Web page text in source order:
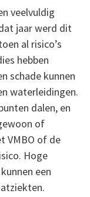
veelvuldig
jaar werd dit
al risico’s
hebben
schade kunnen
waterleidingen.
dalen, en
of
VMBO of de
Hoge
een